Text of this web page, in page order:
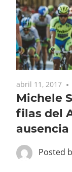
abril 11, 2017
Michele
filas del
ausencia
Posted